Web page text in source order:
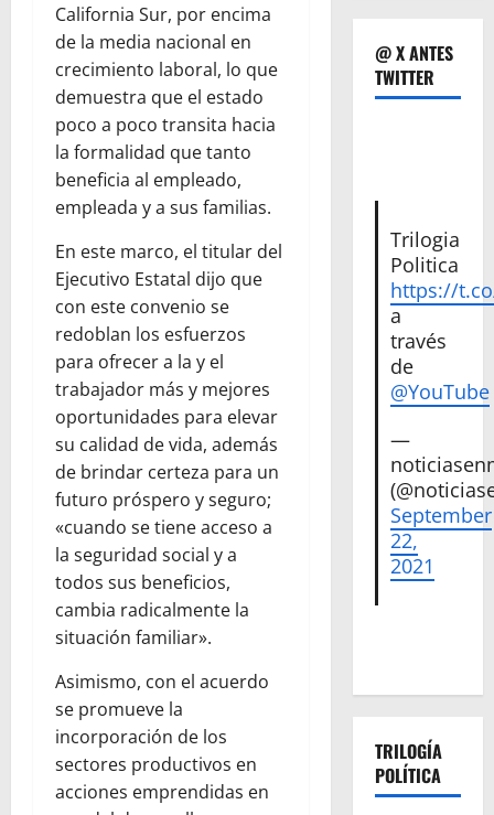
California Sur, por encima
de la media nacional en
crecimiento laboral, lo que
demuestra que el estado
poco a poco transita hacia
la formalidad que tanto
beneficia al empleado,
empleada y a sus familias.
En este marco, el titular del
Ejecutivo Estatal dijo que
con este convenio se
redoblan los esfuerzos
para ofrecer a la y el
trabajador más y mejores
oportunidades para elevar
su calidad de vida, además
de brindar certeza para un
futuro próspero y seguro;
«cuando se tiene acceso a
la seguridad social y a
todos sus beneficios,
cambia radicalmente la
situación familiar».
Asimismo, con el acuerdo
se promueve la
incorporación de los
sectores productivos en
acciones emprendidas en
@ X ANTES
TWITTER
Trilogia
Politica
https://
a
través
de
@YouTube
—
September
22,
2021
TRILOGÍA
POLÍTICA